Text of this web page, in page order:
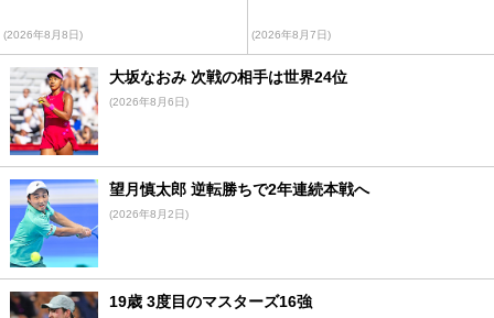
(2026年8月8日) (2026年8月7日)
大坂なおみ 次戦の相手は世界24位
(2026年8月6日)
望月慎太郎 逆転勝ちで2年連続本戦へ
(2026年8月2日)
19歳 3度目のマスターズ16強